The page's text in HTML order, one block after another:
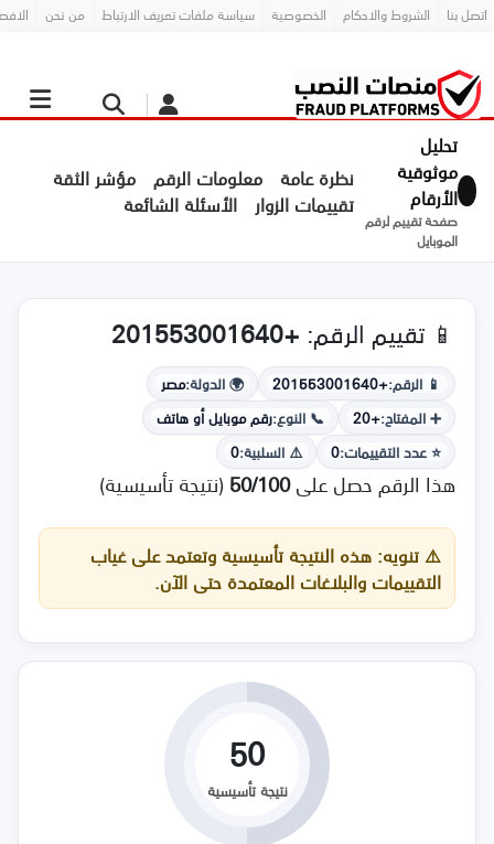
اتصل بنا الشروط والاحكام الخصوصية سياسة ملفات تعريف الارتباط من نحن
تحليل
موثوقية
الأرقام
صفحة تقييم لرقم
الموبايل
نظرة عامة معلومات الرقم مؤشر الثقة
تقييمات الزوار الأسئلة الشائعة
📱 تقييم الرقم: +201553001640
📱 الرقم:+201553001640 🌍 الدولة:مصر
➕ المفتاح:+20 📞 النوع:رقم موبايل أو هاتف
⭐ عدد التقييمات:0 ⚠️ السلبية:0
هذا الرقم حصل على50/100(نتيجة تأسيسية)
⚠️تنويه: هذه النتيجة تأسيسية وتعتمد على غياب
التقييمات والبلاغات المعتمدة حتى الآن.
50
نتيجة تأسيسية